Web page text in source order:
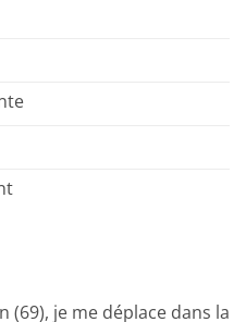
(69), je me déplace dans la